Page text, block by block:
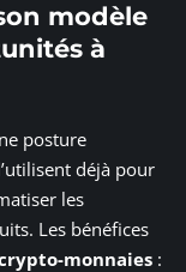
modèle
à
posture
déjà pour
les
Les bénéfices
monnaies :